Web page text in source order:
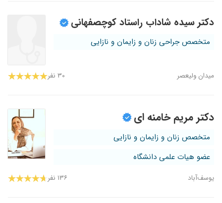
دکتر سیده شاداب راستاد کوچصفهانی
متخصص جراحی زنان و زایمان و نازایی
میدان ولیعصر ۳۰ نفر
دکتر مریم خامنه ای
متخصص زنان و زایمان و نازایی
عضو هیات علمی دانشگاه
یوسف‌آباد ۱۳۶ نفر